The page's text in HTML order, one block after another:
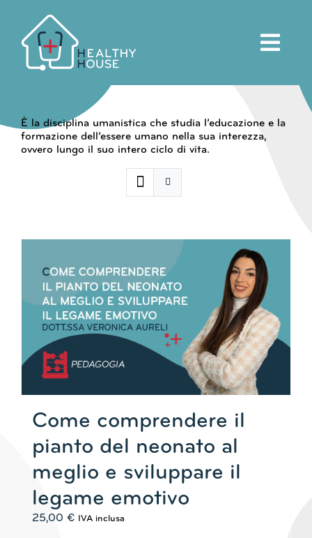
contenuto
È la disciplina umanistica che studia l’educazione e la
formazione dell’essere umano nella sua interezza,
ovvero lungo il suo intero ciclo di vita.
Come comprendere il
pianto del neonato al
meglio e sviluppare il
legame emotivo
25,00 € IVA inclusa